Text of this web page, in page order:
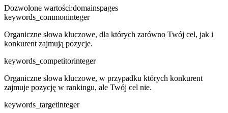
Dozwolone wartości:domainspages
keywords_commoninteger
Organiczne słowa kluczowe, dla których zarówno Twój cel, jak i
konkurent zajmują pozycje.
keywords_competitorinteger
Organiczne słowa kluczowe, w przypadku których konkurent
zajmuje pozycję w rankingu, ale Twój cel nie.
keywords_targetinteger